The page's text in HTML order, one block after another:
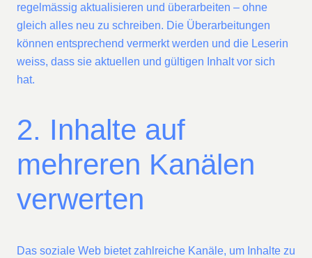
regelmässig aktualisieren und überarbeiten – ohne
gleich alles neu zu schreiben. Die Überarbeitungen
können entsprechend vermerkt werden und die Leserin
weiss, dass sie aktuellen und gültigen Inhalt vor sich
hat.
2. Inhalte auf
mehreren Kanälen
verwerten
Das soziale Web bietet zahlreiche Kanäle, um Inhalte zu